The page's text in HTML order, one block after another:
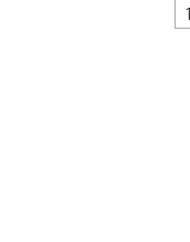
1